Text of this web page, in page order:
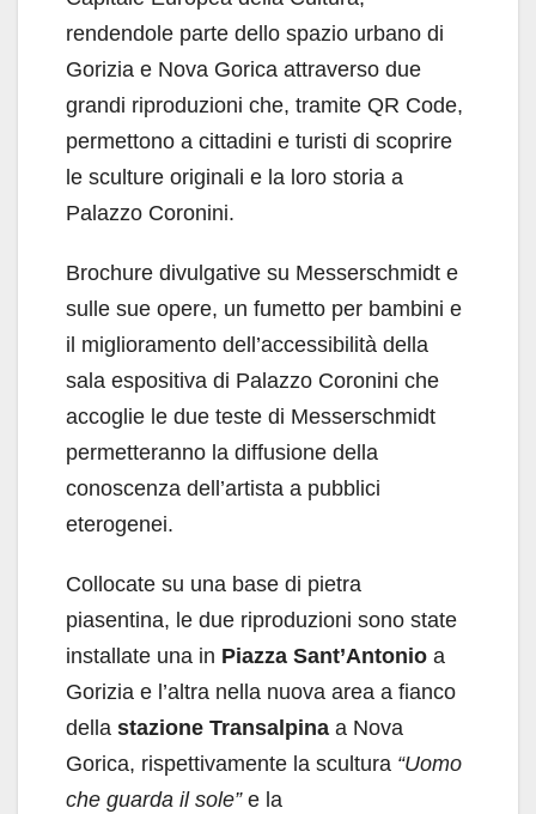
rendendole parte dello spazio urbano di
Gorizia e Nova Gorica attraverso due
grandi riproduzioni che, tramite QR Code,
permettono a cittadini e turisti di scoprire
le sculture originali e la loro storia a
Palazzo Coronini.
Brochure divulgative su Messerschmidt e
sulle sue opere, un fumetto per bambini e
il miglioramento dell’accessibilità della
sala espositiva di Palazzo Coronini che
accoglie le due teste di Messerschmidt
permetteranno la diffusione della
conoscenza dell’artista a pubblici
eterogenei.
Collocate su una base di pietra
piasentina, le due riproduzioni sono state
installate una in Piazza Sant’Antonio a
Gorizia e l’altra nella nuova area a fianco
della stazione Transalpina a Nova
Gorica, rispettivamente la scultura “Uomo
che guarda il sole”e la